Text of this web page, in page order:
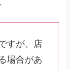
すが、店
場合があ